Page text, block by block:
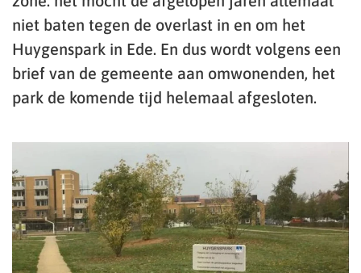
niet baten tegen de overlast in en om het
Huygenspark in Ede. En dus wordt volgens een
brief van de gemeente aan omwonenden, het
park de komende tijd helemaal afgesloten.